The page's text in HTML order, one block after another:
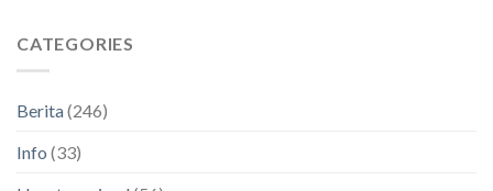
CATEGORIES
Berita(246)
Info (33)